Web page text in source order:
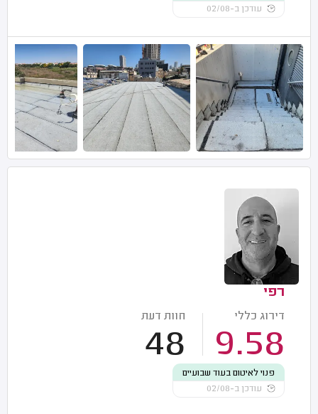
עודכן ב-02/08
רפי
דירוג כללי
9.58
חוות דעת
48
פנוי לאיטום בעוד שבועיים
עודכן ב-02/08